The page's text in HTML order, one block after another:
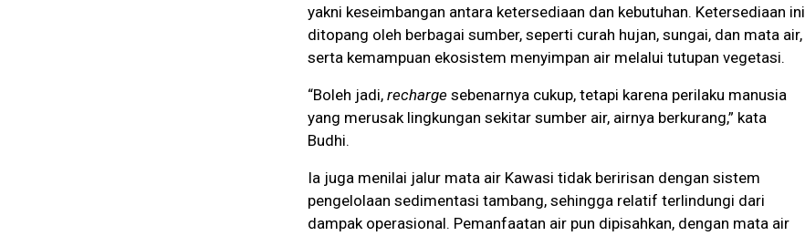
yakni keseimbangan antara ketersediaan dan kebutuhan. Ketersediaan ini
ditopang oleh berbagai sumber, seperti curah hujan, sungai, dan mata air,
serta kemampuan ekosistem menyimpan air melalui tutupan vegetasi.
“Boleh jadi, recharge sebenarnya cukup, tetapi karena perilaku manusia
yang merusak lingkungan sekitar sumber air, airnya berkurang,” kata
Budhi.
Ia juga menilai jalur mata air Kawasi tidak beririsan dengan sistem
pengelolaan sedimentasi tambang, sehingga relatif terlindungi dari
dampak operasional. Pemanfaatan air pun dipisahkan, dengan mata air